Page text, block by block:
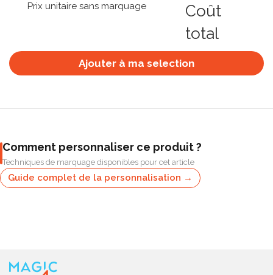
Prix unitaire sans marquage
Coût
total
Ajouter à ma selection
Comment personnaliser ce produit ?
Techniques de marquage disponibles pour cet article
Guide complet de la personnalisation →